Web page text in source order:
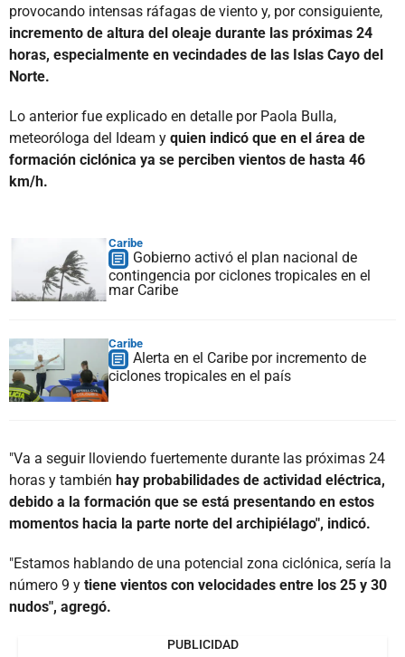
provocando intensas ráfagas de viento y, por consiguiente,
incremento de altura del oleaje durante las próximas 24
horas, especialmente en vecindades de las Islas Cayo del
Norte.
Lo anterior fue explicado en detalle por Paola Bulla,
meteoróloga del Ideam y quien indicó que en el área de
formación ciclónica ya se perciben vientos de hasta 46
km/h.
Caribe
Gobierno activó el plan nacional de
contingencia por ciclones tropicales en el
mar Caribe
Caribe
Alerta en el Caribe por incremento de
ciclones tropicales en el país
"Va a seguir lloviendo fuertemente durante las próximas 24
horas y también hay probabilidades de actividad eléctrica,
debido a la formación que se está presentando en estos
momentos hacia la parte norte del archipiélago", indicó.
"Estamos hablando de una potencial zona ciclónica, sería la
número 9 y tiene vientos con velocidades entre los 25 y 30
nudos", agregó.
PUBLICIDAD